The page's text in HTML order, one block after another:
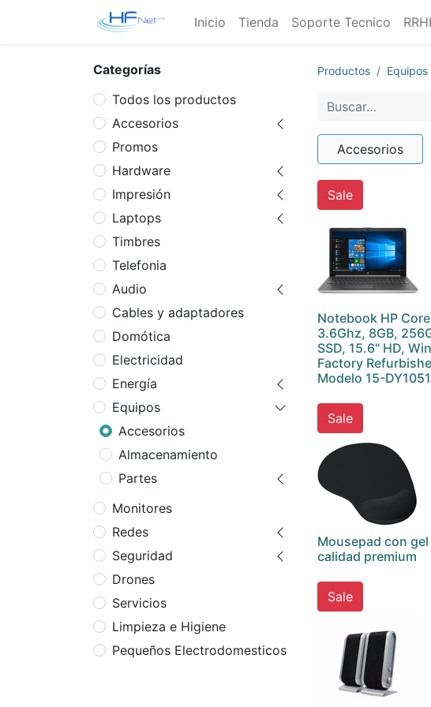
Inicio Tienda Soporte Tecnico
Categorías
Todos los productos
Accesorios
Promos
Hardware
Impresión
Laptops
Timbres
Telefonia
Audio
Cables y adaptadores
Domótica
Electricidad
Energía
Equipos
Accesorios
Almacenamiento
Partes
Monitores
Redes
Seguridad
Drones
Servicios
Limpieza e Higiene
Pequeños Electrodomesticos
Productos Equipos
Accesorios
Sale
Notebook HP
3.6Ghz, 8GB,
SSD, 15.6" HD,
Factory
Modelo 15-
Sale
Mousepad con gel
calidad premium
Sale